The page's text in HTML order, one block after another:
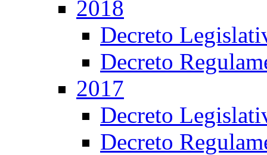
2018
Decreto
Decreto
2017
Decreto
Decreto